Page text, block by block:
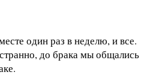
один раз в неделю, и все.
до брака мы общались